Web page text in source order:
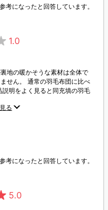
考になったと回答しています。
1.0
地の暖かそうな素材は全体で
せん。 通常の羽毛布団に比べ
明をよく見ると同充填の羽毛
いということのようです。 羽
い季節に使うしかないと考え
る
考になったと回答しています。
5.0